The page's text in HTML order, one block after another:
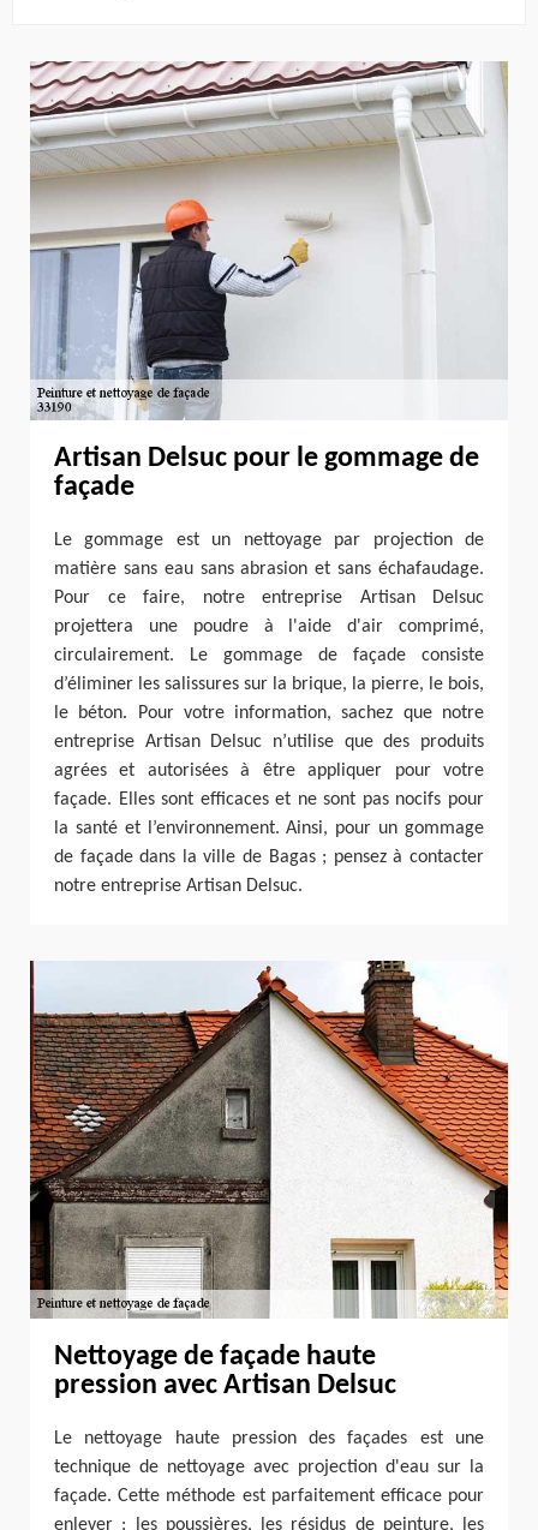
Artisan Delsuc pour le gommage de
façade
Le gommage est un nettoyage par projection de
matière sans eau sans abrasion et sans échafaudage.
Pour ce faire, notre entreprise Artisan Delsuc
projettera une poudre à l'aide d'air comprimé,
circulairement. Le gommage de façade consiste
d’éliminer les salissures sur la brique, la pierre, le bois,
le béton. Pour votre information, sachez que notre
entreprise Artisan Delsuc n’utilise que des produits
agrées et autorisées à être appliquer pour votre
façade. Elles sont efficaces et ne sont pas nocifs pour
la santé et l’environnement. Ainsi, pour un gommage
de façade dans la ville de Bagas ; pensez à contacter
notre entreprise Artisan Delsuc.
Nettoyage de façade haute
pression avec Artisan Delsuc
Le nettoyage haute pression des façades est une
technique de nettoyage avec projection d'eau sur la
façade. Cette méthode est parfaitement efficace pour
enlever : les poussières, les résidus de peinture, les